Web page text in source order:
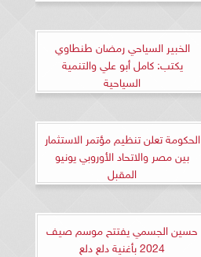
الخبير السياحي رمضان طنطاوي
يكتب: كامل أبو علي والتنمية
السياحية
الحكومة تعلن تنظيم مؤتمر الاستثمار
بين مصر والاتحاد الأوروبي يونيو
المقبل
حسين الجسمي يفتتح موسم صيف
2024 بأغنية دلع دلع